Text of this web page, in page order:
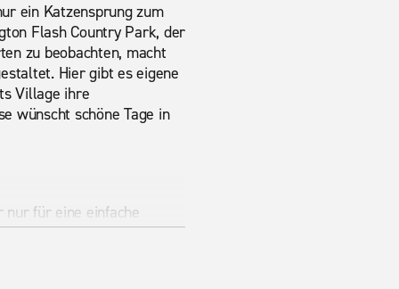
ein Katzensprung zum
Flash Country Park, der
zu beobachten, macht
Hier gibt es eigene
Village ihre
wünscht schöne Tage in
für eine einfache
Auswahl an Standard
überzeugen